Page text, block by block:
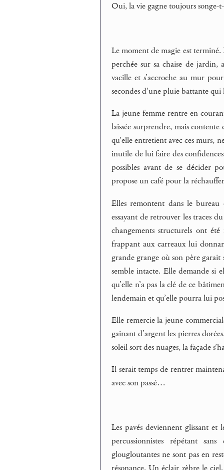
Oui, la vie gagne toujours songe-
Le moment de magie est
perchée sur sa chaise de
vacille et s’accroche au mur
secondes d’une pluie battante
La jeune femme rentre en
laissée surprendre, mais
qu’elle entretient avec ces murs,
inutile de lui faire des
possibles avant de se décider
propose un café pour la
Elles remontent dans le bureau
essayant de retrouver les traces
changements structurels ont
frappant aux carreaux lui
grande grange où son père
semble intacte. Elle demande si
qu’elle n’a pas la clé de ce
lendemain et qu’elle pourra lui
Elle remercie la jeune
gainant d’argent les pierres
soleil sort des nuages, la façade
Il serait temps de rentrer
avec son passé…
Les pavés deviennent glissant
percussionnistes répétant
glougloutantes ne sont pas en
résonance. Un éclair zèbre le